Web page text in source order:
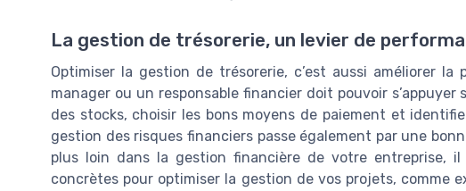
La gestion de trésorerie, un levier de
Optimiser la gestion de trésorerie, c’est aussi améliorer la
manager ou un responsable financier doit pouvoir
des stocks, choisir les bons moyens de paiement et
gestion des risques financiers passe également par une
plus loin dans la gestion financière de votre entreprise,
concrètes pour optimiser la gestion de vos projets, comme